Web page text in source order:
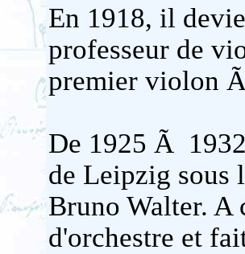
En 1918, il
professeur de
premier violon
De 1925 Ã
de Leipzig sous
Bruno Walter.
d'orchestre et